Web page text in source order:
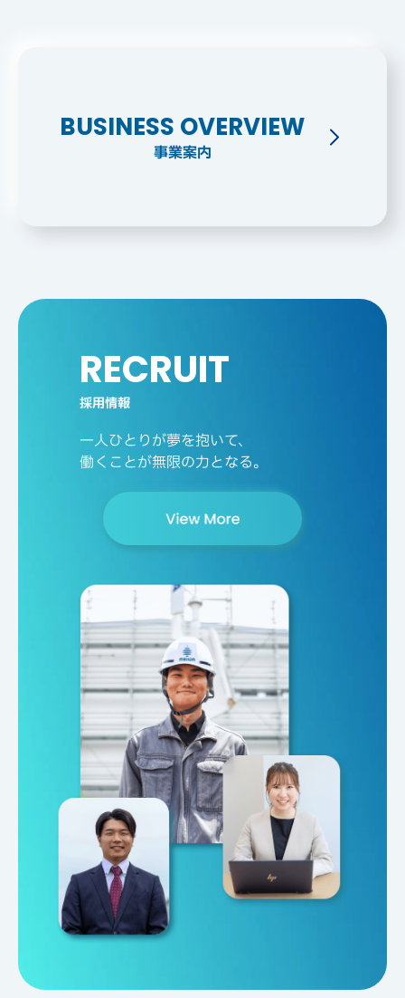
BUSINESS OVERVIEW
事業案内
RECRUIT
採用情報
一人ひとりが夢を抱いて、
働くことが無限の力となる。